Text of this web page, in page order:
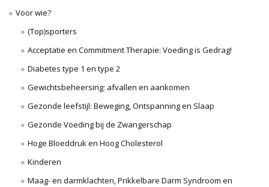
Voor wie?
(Top)sporters
Acceptatie en Commitment Therapie: Voeding is Gedrag!
Diabetes type 1 en type 2
Gewichtsbeheersing: afvallen en aankomen
Gezonde leefstijl: Beweging, Ontspanning en Slaap
Gezonde Voeding bij de Zwangerschap
Hoge Bloeddruk en Hoog Cholesterol
Kinderen
Maag- en darmklachten, Prikkelbare Darm Syndroom en